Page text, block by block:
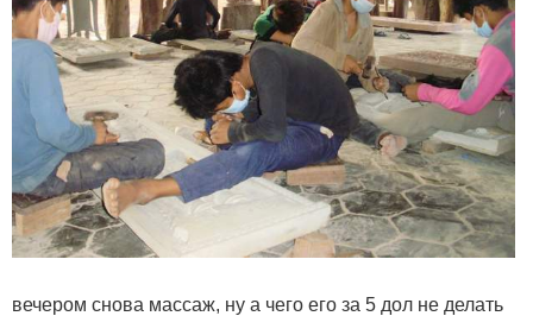
вечером снова массаж, ну а чего его за 5 дол не делать